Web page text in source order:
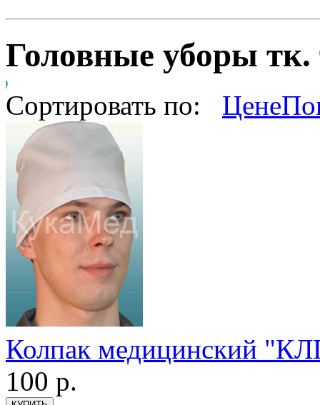
Головные уборы тк.
Сортировать по: Цене
Колпак медицинский
100 р.